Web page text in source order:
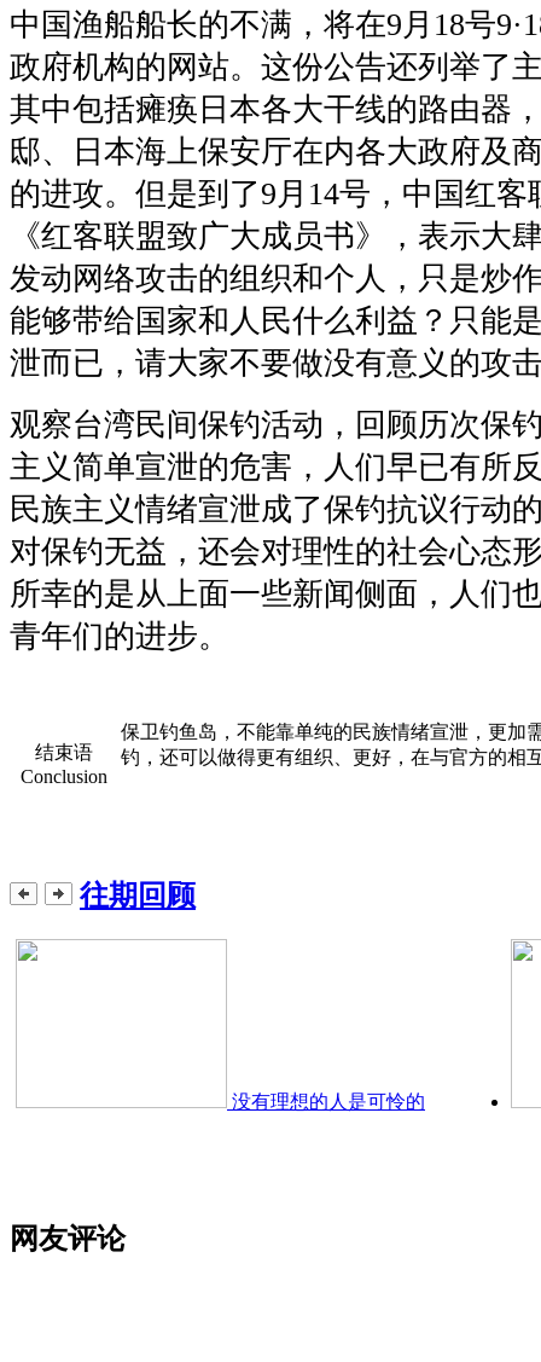
中国渔船船长的不满，将在9月18号
政府机构的网站。这份公告还列举了
其中包括瘫痪日本各大干线的路由器
邸、日本海上保安厅在内各大政府及
的进攻。但是到了9月14号，中国红客
《红客联盟致广大成员书》，表示大
发动网络攻击的组织和个人，只是炒
能够带给国家和人民什么利益？只能
泄而已，请大家不要做没有意义的攻
观察台湾民间保钓活动，回顾历次保
主义简单宣泄的危害，人们早已有所
民族主义情绪宣泄成了保钓抗议行动
对保钓无益，还会对理性的社会心态
所幸的是从上面一些新闻侧面，人们
青年们的进步。
结束语
Conclusion
保卫钓鱼岛，不能靠单纯的民族情绪宣泄，更加
钓，还可以做得更有组织、更好，在与官方的相
往期回顾
没有理想的人是可怜的
网友评论